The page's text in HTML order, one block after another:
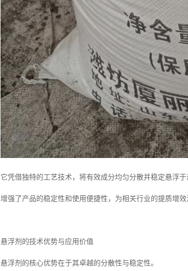
它凭借独特的工艺技术，将有效成分均匀分散并稳定悬浮
增强了产品的稳定性和使用便捷性，为相关行业的提质增效
悬浮剂的技术优势与应用价值
悬浮剂的核心优势在于其卓越的分散性与稳定性。